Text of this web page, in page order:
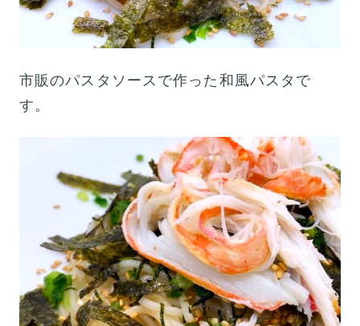
市販のパスタソースで作った和風パスタで
す。